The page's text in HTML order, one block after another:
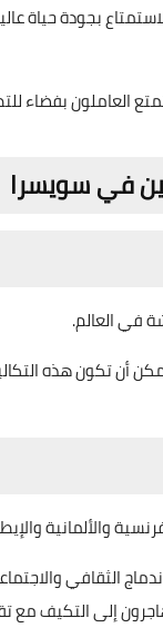
بجودة حياة
العاملون بفضاء
في سويسرا
في العالم.
أن تكون هذه
والألمانية
الثقافي
إلى التكيف مع